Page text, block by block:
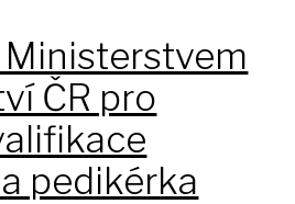
ČR pro
pedikérka